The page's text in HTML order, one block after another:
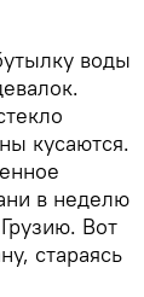
воды
кусаются.
в неделю
Вот
стараясь